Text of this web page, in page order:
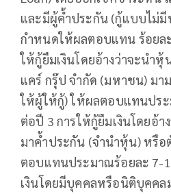
และมีผู้ค้ำประกัน (กู้แบบไม่
กำหนดให้ผลตอบแทน ร้อยล
ให้กู้ยืมเงินโดยอ้างว่าจะนำ
แคร์ กรุ๊ป จำกัด (มหาชน) ม
ให้ผู้ให้กู้) ให้ผลตอบแทนปร
ต่อปี 3 การให้กู้ยืมเงินโดยอ้
มาค้ำประกัน (จำนำหุ้น) หรื
ตอบแทนประมาณร้อยละ 7-
เงินโดยมีบุคคลหรือนิติบุคคล